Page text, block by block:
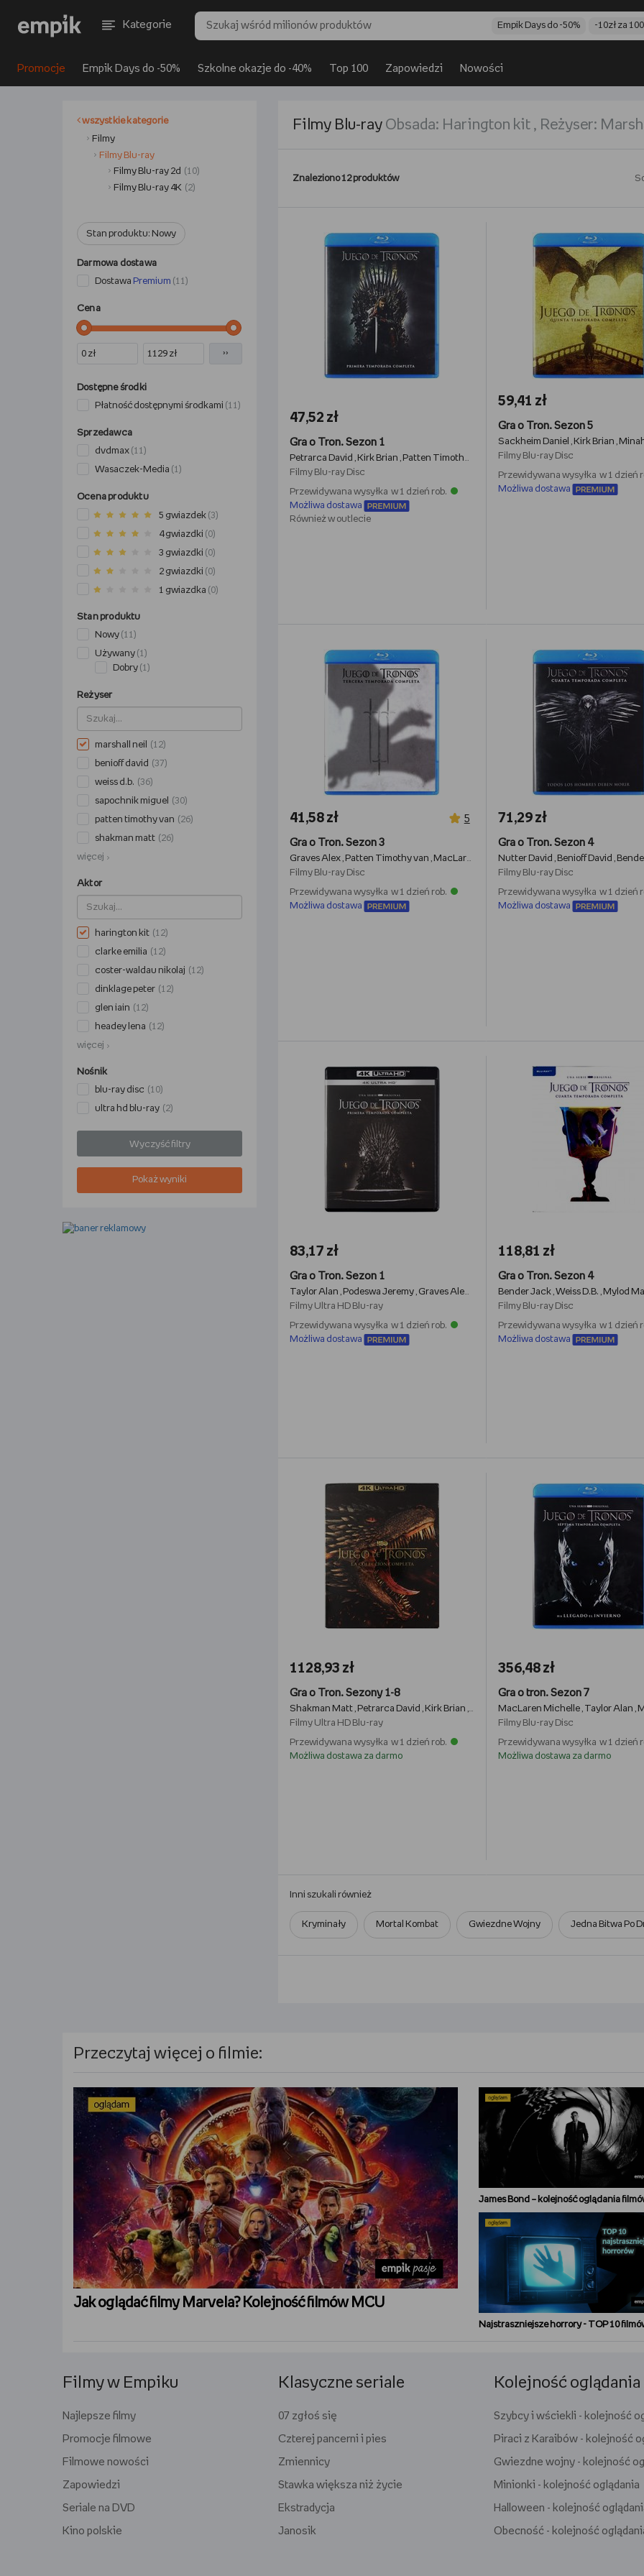
Kategorie Empik Days do -50% -10zł za
Promocje Empik Days do -50% Szkolne okazje do -40% Top 100 Zapowiedzi Nowości
wszystkie kategorie
Filmy
Filmy Blu-ray
Filmy Blu-ray 2d
(10)
Filmy Blu-ray 4K (2)
Stan produktu: Nowy
Darmowa dostawa
Dostawa Premium (11)
Cena
››
Dostępne środki
Płatność dostępnymi środkami (11)
Sprzedawca
dvdmax (11)
Wasaczek-Media (1)
Ocena produktu
5 gwiazdek (3)
4 gwiazdki (0)
3 gwiazdki (0)
2 gwiazdki (0)
1 gwiazdka (0)
Stan produktu
Nowy (11)
Używany (1)
Dobry (1)
Reżyser
marshall neil (12)
benioff david (37)
weiss d.b. (36)
sapochnik miguel (30)
patten timothy van (26)
shakman matt (26)
więcej
Aktor
harington kit (12)
clarke emilia (12)
coster-waldau nikolaj (12)
dinklage peter (12)
glen iain (12)
headey lena (12)
więcej
Nośnik
blu-ray disc
(10)
ultra hd blu-ray (2)
Wyczyść filtry
Pokaż wyniki
Filmy Blu-ray obsada: harington kit , reżyser:
Znaleziono 12 produktów
47,52 zł
Gra o Tron. Sezon 1
Petrarca David Kirk Brian Patten Timothy van Minahan Daniel,MacLaren Michelle
Filmy Blu-ray Disc
Przewidywana wysyłka w 1 dzień rob.
Możliwa dostawa
Również w outlecie
59,41 zł
Gra o Tron. Sezon 5
Sackheim Daniel Kirk Brian
Filmy Blu-ray Disc
Przewidywana wysyłka w 1 dzień
Możliwa dostawa
41,58 zł 5
Gra o Tron. Sezon 3
Graves Alex Patten Timothy van MacLaren Michelle ,Weiss D.B.,Bender Jack,
Filmy Blu-ray Disc
Przewidywana wysyłka w 1 dzień rob.
Możliwa dostawa
71,29 zł
Gra o Tron. Sezon 4
Nutter David Benioff David
Filmy Blu-ray Disc
Przewidywana wysyłka w 1 dzień
Możliwa dostawa
83,17 zł
Gra o Tron. Sezon 1
Taylor Alan Podeswa Jeremy Graves Alex Sapochnik Miguel Patten Timothy van ,
Filmy Ultra HD Blu-ray
Przewidywana wysyłka w 1 dzień rob.
Możliwa dostawa
118,81 zł
Gra o Tron. Sezon 4
Bender Jack Weiss D.B. Mylod
Filmy Blu-ray Disc
Przewidywana wysyłka w 1 dzień
Możliwa dostawa
1128,93 zł
Gra o Tron. Sezony 1-8
Shakman Matt Petrarca David Kirk Brian Benioff David,Podeswa Jeremy ,Marshall
Filmy Ultra HD Blu-ray
Przewidywana wysyłka w 1 dzień rob.
Możliwa dostawa za darmo
356,48 zł
Gra o tron. Sezon 7
MacLaren Michelle Taylor Alan
Filmy Blu-ray Disc
Przewidywana wysyłka w 1 dzień
Możliwa dostawa za darmo
Inni szukali również
Kryminały Mortal Kombat Gwiezdne Wojny Jedna Bitwa Po
Przeczytaj więcej o filmie:
Jak oglądać filmy Marvela? Kolejność filmów MCU
Filmy w Empiku
Najlepsze filmy
Promocje filmowe
Filmowe nowości
Zapowiedzi
Seriale na DVD
Kino polskie
Klasyczne seriale
07 zgłoś się
Czterej pancerni i pies
Zmiennicy
Stawka większa niż życie
Ekstradycja
Janosik
Kolejność oglądania
Szybcy i wściekli - kolejność
Piraci z Karaibów - kolejność
Gwiezdne wojny - kolejność
Minionki - kolejność oglądania
Halloween - kolejność
Obecność - kolejność